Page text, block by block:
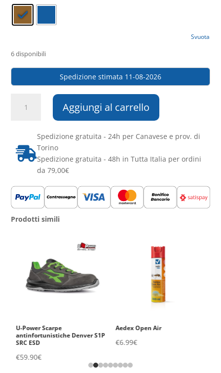
Svuota
6 disponibili
Spedizione stimata 11-08-2026
Portabiancheria
“Primavera”
Pratico
Resistente
Aggiungi al carrello

Spedizione gratuita - 24h per Canavese e prov. di
Torino
Spedizione gratuita - 48h in Tutta Italia per ordini
da 79,00€
Prodotti simili
U-Power Scarpe
antinfortunistiche Denver S1P
SRC ESD
€59.90€
Aedex Open Air
€6.99€